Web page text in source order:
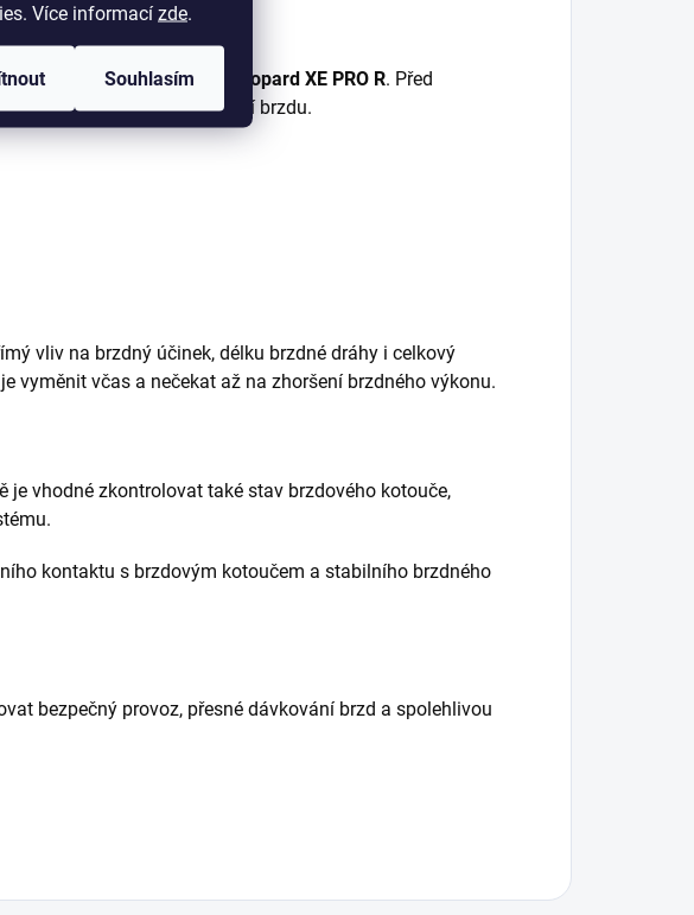
Více informací zde.
Souhlasím
XE PRO SaArctic Leopard XE PRO R. Před
se jedná o přední nebo zadní brzdu.
vliv na brzdný účinek, délku brzdné dráhy i celkový
vyměnit včas a nečekat až na zhoršení brzdného výkonu.
vhodné zkontrolovat také stav brzdového kotouče,
kontaktu s brzdovým kotoučem a stabilního brzdného
bezpečný provoz, přesné dávkování brzd a spolehlivou